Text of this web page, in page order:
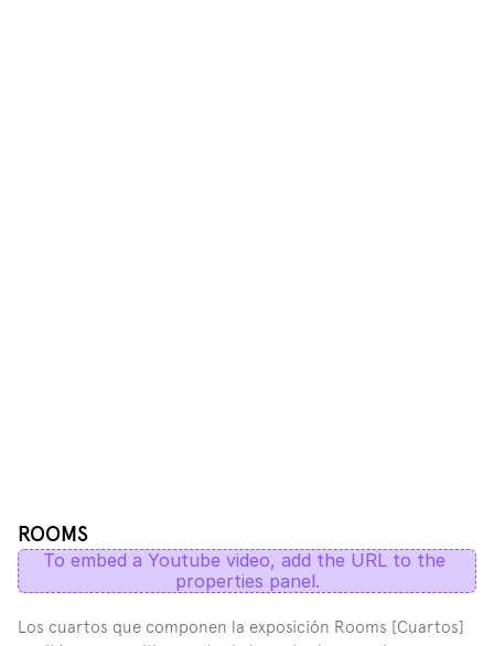
ROOMS
To embed a Youtube video, add the URL to the
properties panel.
Los cuartos que componen la exposición Rooms [Cuartos]